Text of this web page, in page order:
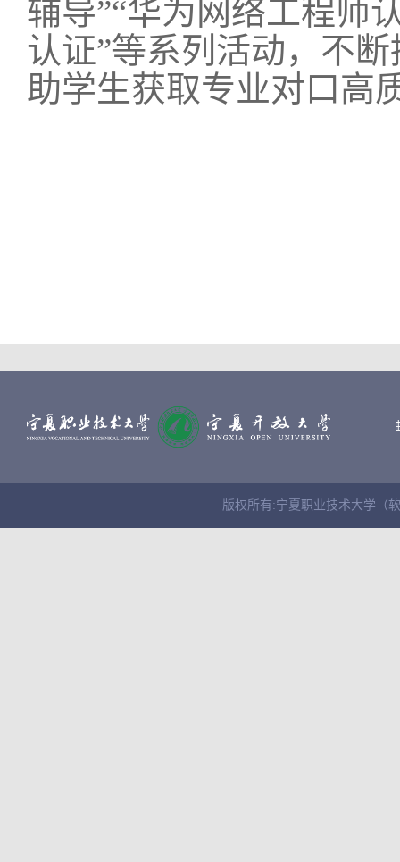
辅导”“华为网络工程师
认证”等系列活动，不
助学生获取专业对口高
版权所有:宁夏职业技术大学（